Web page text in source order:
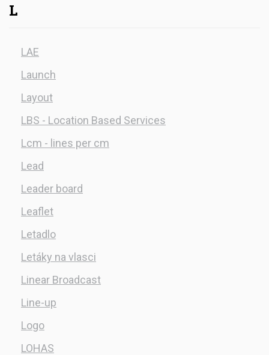
L
LAE
Launch
Layout
LBS - Location Based Services
Lcm - lines per cm
Lead
Leader board
Leaflet
Letadlo
Letáky na vlasci
Linear Broadcast
Line-up
Logo
LOHAS